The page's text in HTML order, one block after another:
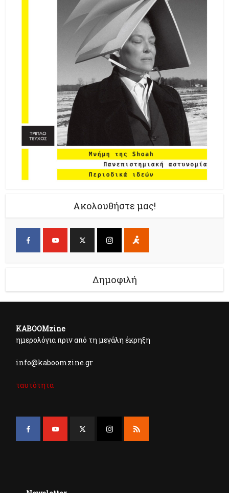
Ακολουθήστε μας!
Δημοφιλή
KABOOMzine
ημερολόγια πριν από τη μεγάλη έκρηξη
info@kaboomzine.gr
ταυτότητα